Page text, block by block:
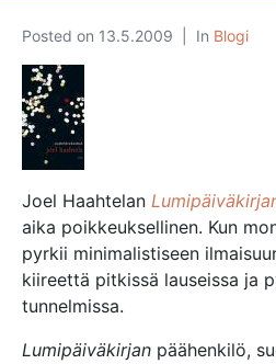
Posted on 13.5.2009 In Blogi
Joel Haahtelan
aika poikkeuksellinen. Kun
pyrkii minimalistiseen
kiireettä pitkissä lauseissa ja
tunnelmissa.
Lumipäiväkirjan päähenkilö,